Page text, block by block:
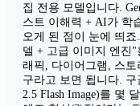
집 전용 모델입니다.
스트 이해력 + AI가 학
오게 된 점이 눈에 띄
델 + 고급 이미지 엔진
래픽, 다이어그램, 스
구라고 보면 됩니다.
2.5 Flash Image)를 몇